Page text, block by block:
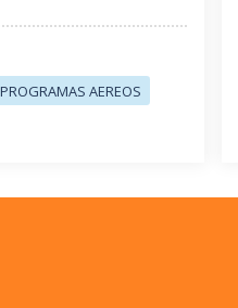
PROGRAMAS AEREOS